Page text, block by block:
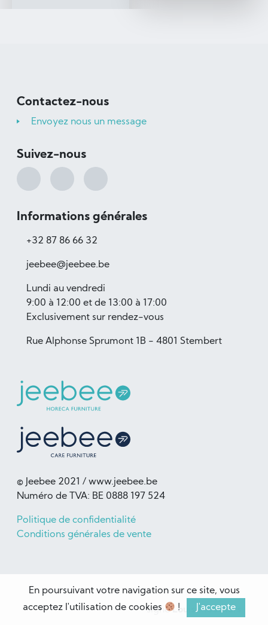
En poursuivant votre navigation sur ce site, vous
acceptez l'utilisation de cookies
! J'accepte
Contactez-nous
Envoyez nous un message
Suivez-nous
Informations générales
+32 87 86 66 32
jeebee@jeebee.be
Lundi au vendredi
9:00 à 12:00 et de 13:00 à 17:00
Exclusivement sur rendez-vous
Rue Alphonse Sprumont 1B - 4801 Stembert
© Jeebee 2021 / www.jeebee.be
Numéro de TVA: BE 0888 197 524
Politique de confidentialité
Conditions générales de vente
signéLouis Meeckers